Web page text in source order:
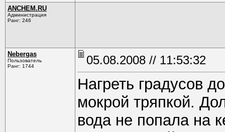
ANCHEM.RU
Администрация
Ранг: 246
Nebergas
Пользователь
Ранг: 1744
05.08.2008 // 11:53:32
Нагреть градусов
мокрой тряпкой.
вода не попала на